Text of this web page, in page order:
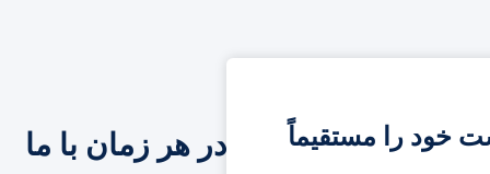
در هر زمان با ما
خود را مستقیماً